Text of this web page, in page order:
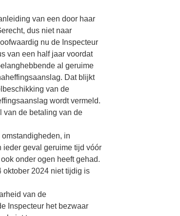
van een door haar
dus niet naar
nu de Inspecteur
van een half jaar voordat
al geruime
Dat blijkt
van de
wordt vermeld.
van de betaling van de
in
geval geruime tijd vóór
onder ogen heeft gehad.
oktober 2024 niet tijdig is
van de
Inspecteur het bezwaar